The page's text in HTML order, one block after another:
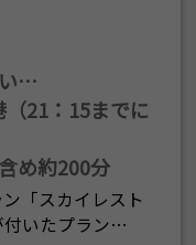
…
（21：15までに
め約200分
「スカイレスト
付いたプラン…